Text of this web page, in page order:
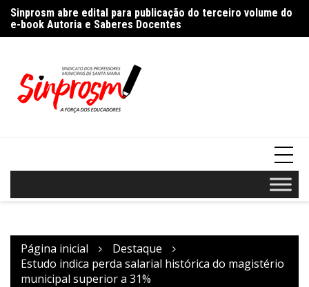
para
o
Sinprosm abre edital para publicação do terceiro volume do
e-book Autoria e Saberes Docentes
Página inicial
Destaque
Estudo indica perda salarial histórica do magistério
municipal superior a 31%